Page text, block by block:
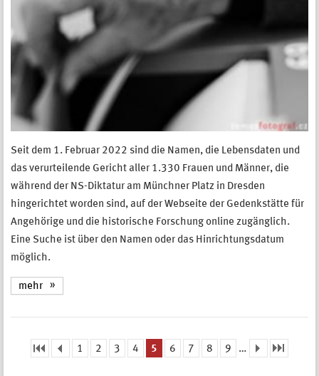
Seit dem 1. Februar 2022 sind die Namen, die Lebensdaten und
das verurteilende Gericht aller 1.330 Frauen und Männer, die
während der NS-Diktatur am Münchner Platz in Dresden
hingerichtet worden sind, auf der Webseite der Gedenkstätte für
Angehörige und die historische Forschung online zugänglich.
Eine Suche ist über den Namen oder das Hinrichtungsdatum
möglich.
mehr
1 2 3 4 5 6 7 8 9 …